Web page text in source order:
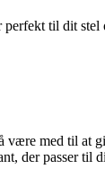
til dit stel
være med til at
der passer til